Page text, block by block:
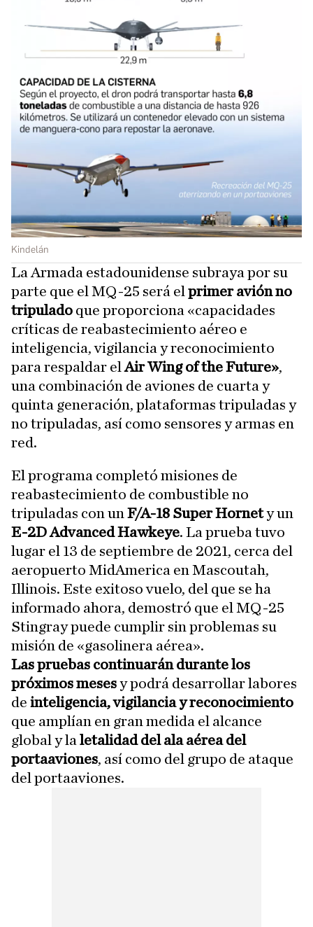
Kindelán
La Armada estadounidense subraya por su
parte que el MQ-25 será el primer avión no
tripulado que proporciona «capacidades
críticas de reabastecimiento aéreo e
inteligencia, vigilancia y reconocimiento
para respaldar elAir Wing of the Future»,
una combinación de aviones de cuarta y
quinta generación, plataformas tripuladas y
no tripuladas, así como sensores y armas en
red.
El programa completó misiones de
reabastecimiento de combustible no
tripuladas con un F/A-18 Super Hornety un
E-2D Advanced Hawkeye. La prueba tuvo
lugar el 13 de septiembre de 2021, cerca del
aeropuerto MidAmerica en Mascoutah,
Illinois. Este exitoso vuelo, del que se ha
informado ahora, demostró que el MQ-25
Stingray puede cumplir sin problemas su
misión de «gasolinera aérea».
Las pruebas continuarán durante los
próximos mesesy podrá desarrollar labores
de inteligencia, vigilancia y reconocimiento
que amplían en gran medida el alcance
global y la letalidad del ala aérea del
portaaviones, así como del grupo de ataque
del portaaviones.